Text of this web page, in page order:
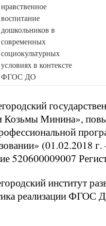
нравственное
воспитание
дошкольников в
современных
социокультурных
условиях в контексте
ФГОС ДО
Козьмы Минина»,
(01.02.2018
520600009007
институт
реализации ФГОС